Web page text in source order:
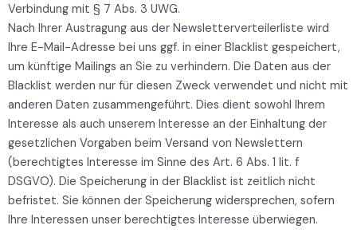
Verbindung mit § 7 Abs. 3 UWG.
Nach Ihrer Austragung aus der Newsletterverteilerliste wird
Ihre E-Mail-Adresse bei uns ggf. in einer Blacklist gespeichert,
um künftige Mailings an Sie zu verhindern. Die Daten aus der
Blacklist werden nur für diesen Zweck verwendet und nicht mit
anderen Daten zusammengeführt. Dies dient sowohl Ihrem
Interesse als auch unserem Interesse an der Einhaltung der
gesetzlichen Vorgaben beim Versand von Newslettern
(berechtigtes Interesse im Sinne des Art. 6 Abs. 1 lit. f
DSGVO). Die Speicherung in der Blacklist ist zeitlich nicht
befristet. Sie können der Speicherung widersprechen, sofern
Ihre Interessen unser berechtigtes Interesse überwiegen.